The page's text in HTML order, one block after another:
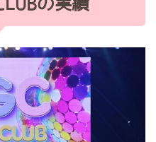
の実績